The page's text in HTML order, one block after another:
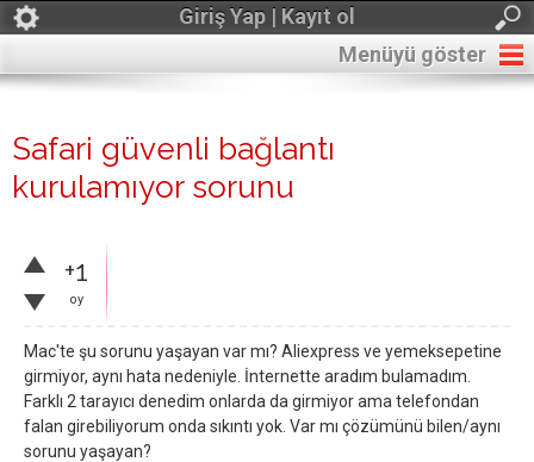
Giriş Yap | Kayıt ol
Menüyü göster
Safari güvenli bağlantı
kurulamıyor sorunu
+1
oy
Mac'te şu sorunu yaşayan var mı? Aliexpress ve yemeksepetine
girmiyor, aynı hata nedeniyle. İnternette aradım bulamadım.
Farklı 2 tarayıcı denedim onlarda da girmiyor ama telefondan
falan girebiliyorum onda sıkıntı yok. Var mı çözümünü bilen/aynı
sorunu yaşayan?